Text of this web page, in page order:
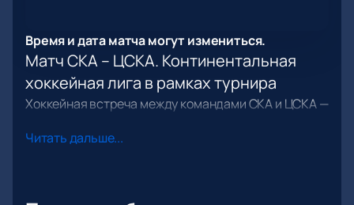
Время и дата матча могут измениться.
Матч СКА – ЦСКА. Континентальная
хоккейная лига в рамках турнира
Хоккейная встреча между командами СКА и ЦСКА —
Эти клубы традиционно входят в число сильнейших
принесёт много эмоций, ведь соперничество таких
Читать дальше...